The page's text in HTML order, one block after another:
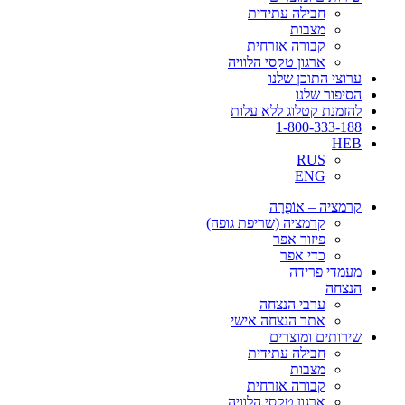
חבילה עתידית
מצבות
קבורה אזרחית
ארגון טקסי הלוויה
ערוצי התוכן שלנו
הסיפור שלנו
להזמנת קטלוג ללא עלות
1-800-333-188
HEB
RUS
ENG
קרמציה – אוֹפְרָה
קרמציה (שריפת גופה)
פיזור אפר
כדי אפר
מעמדי פרידה
הנצחה
ערבי הנצחה
אתר הנצחה אישי
שירותים ומוצרים
חבילה עתידית
מצבות
קבורה אזרחית
ארגון טקסי הלוויה